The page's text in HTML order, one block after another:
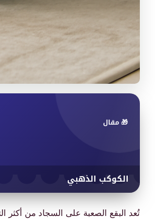
🎁 مقال
الكوكب الذهبي
تُعد البقع الصعبة على السجاد من